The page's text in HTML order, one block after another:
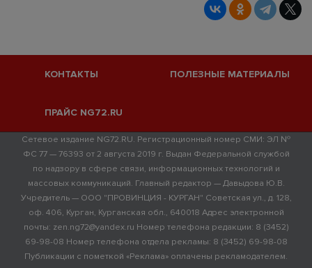
КОНТАКТЫ ПОЛЕЗНЫЕ МАТЕРИАЛЫ
ПРАЙС NG72.RU
Сетевое издание NG72.RU. Регистрационный номер СМИ: ЭЛ №
ФС 77 — 76393 от 2 августа 2019 г. Выдан Федеральной службой
по надзору в сфере связи, информационных технологий и
массовых коммуникаций. Главный редактор — Давыдова Ю.В.
Учредитель — ООО "ПРОВИНЦИЯ - КУРГАН" Советская ул., д. 128,
оф. 406, Курган, Курганская обл., 640018 Адрес электронной
почты: zen.ng72@yandex.ru Номер телефона редакции: 8 (3452)
69-98-08 Номер телефона отдела рекламы: 8 (3452) 69-98-08
Публикации с пометкой «Реклама» оплачены рекламодателем.